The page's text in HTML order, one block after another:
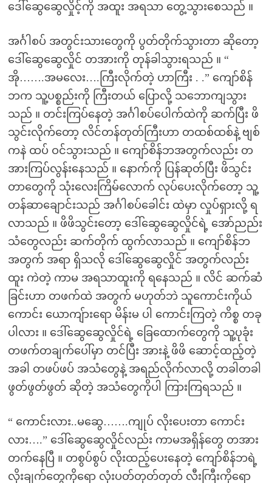
ဒေါ်ဆွေဆွေလှိုင့်ကို အထူး အရသာ တွေ့သွားစေသည် ။
အင်္ဂါစပ် အတွင်းသားတွေကို ပွတ်တိုက်သွားတာ ဆိုတော့
ဒေါ်ဆွေဆွေလှိုင် တအားကို တုန်ခါသွားရသည် ။ “
အို…….အမလေး….ကြီးလိုက်တဲ့ ဟာကြီး . .” ကျော်စိန်
ဘက သူ့ပစ္စည်းကို ကြီးတယ် ပြောလို့ သဘောကျသွား
သည် ။ တင်းကြပ်နေတဲ့ အင်္ဂါစပ်ပေါက်ထဲကို ဆက်ပြီး ဖိ
သွင်းလိုက်တော့ လိင်တန်တုတ်ကြီးဟာ တထစ်ထစ်နဲ့ ဗျစ်
ကနဲ ထပ် ဝင်သွားသည် ။ ကျော်စိန်ဘအတွက်လည်း တ
အားကြပ်လွန်းနေသည် ။ နောက်ကို ပြန်ဆုတ်ပြီး ဖိသွင်း
တာတွေကို သုံးလေးကြိမ်လောက် လုပ်ပေးလိုက်တော့ သူ့
တန်ဆာချောင်းသည် အင်္ဂါစပ်ခေါင်း ထဲမှာ လှုပ်ရှားလို့ ရ
လာသည် ။ ဖိဖိသွင်းတော့ ဒေါ်ဆွေဆွေလှိုင်ရဲ့ အော်ညည်း
သံတွေလည်း ဆက်တိုက် ထွက်လာသည် ။ ကျော်စိန်ဘ
အတွက် အရာ ရှိသလို ဒေါ်ဆွေဆွေလှိုင် အတွက်လည်း
ထူး ကဲတဲ့ ကာမ အရသာထူးကို ရနေသည် ။ လိင် ဆက်ဆံ
ခြင်းဟာ တဖက်ထဲ အတွက် မဟုတ်ဘဲ သူကောင်းကိုယ်
ကောင်း ယောကျ်ားရော မိန်းမ ပါ ကောင်းကြတဲ့ ကိစ္စ တခု
ပါလား ။ ဒေါ်ဆွေဆွေလှိုင်ရဲ့ ခြေထောက်တွေကို သူ့ပုခုံး
တဖက်တချက်ပေါ်မှာ တင်ပြီး အားနဲ့ ဖိဖိ ဆောင့်ထည့်တဲ့
အခါ တဖပ်ဖပ် အသံတွေနဲ့ အရည်လိုက်လာလို့ တခါတခါ
ဖွတ်ဖွတ်ဖွတ် ဆိုတဲ့ အသံတွေကိုပါ ကြားကြရသည် ။
“ ကောင်းလား..မဆွေ…….ကျုပ် လိုးပေးတာ ကောင်း
လား….” ဒေါ်ဆွေဆွေလှိုင်လည်း ကာမအရှိန်တွေ တအား
တက်နေပြီ ။ တစွပ်စွပ် လိုးထည့်ပေးနေတဲ့ ကျော်စိန်ဘရဲ့
လိုးချက်တွေကိုရော လုံးပတ်တုတ်တုတ် လီးကြီးကိုရော